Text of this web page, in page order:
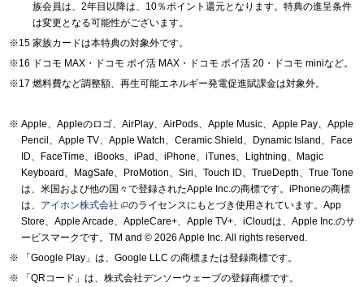
族会員は、2年目以降は、10％ポイント還元となります。特典の進呈条件
は変更となる可能性がございます。
家族カードは本特典の対象外です。
ドコモ MAX・ドコモ ポイ活 MAX・ドコモ ポイ活 20・ドコモ miniなど。
燃料費など調整額、再生可能エネルギー発電促進賦課金は対象外。
Apple、Appleのロゴ、AirPlay、AirPods、Apple Music、Apple Pay、Apple
Pencil、Apple TV、Apple Watch、Ceramic Shield、Dynamic Island、Face
ID、FaceTime、iBooks、iPad、iPhone、iTunes、Lightning、Magic
Keyboard、MagSafe、ProMotion、Siri、Touch ID、TrueDepth、True Tone
は、米国および他の国々で登録されたApple Inc.の商標です。iPhoneの商標
は、 アイホン株式会社
のライセンスにもとづき使用されています。App
Store、Apple Arcade、AppleCare+、Apple TV+、iCloudは、Apple Inc.のサ
ービスマークです。TM and © 2026 Apple Inc. All rights reserved.
「Google Play」は、Google LLC の商標または登録商標です。
「QRコード」は、株式会社デンソーウェーブの登録商標です。